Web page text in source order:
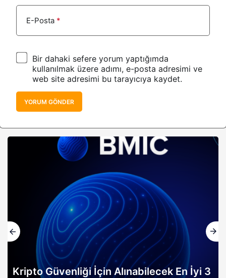
E-Posta *
Bir dahaki sefere yorum yaptığımda
kullanılmak üzere adımı, e-posta adresimi ve
web site adresimi bu tarayıcıya kaydet.
YORUM GÖNDER
Kripto Güvenliği İçin Alınabilecek En İyi 3